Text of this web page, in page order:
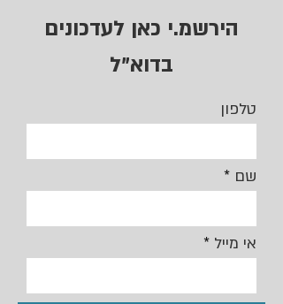
הירשמ.י כאן לעדכונים
בדוא"ל
טלפון
שם
אי מייל